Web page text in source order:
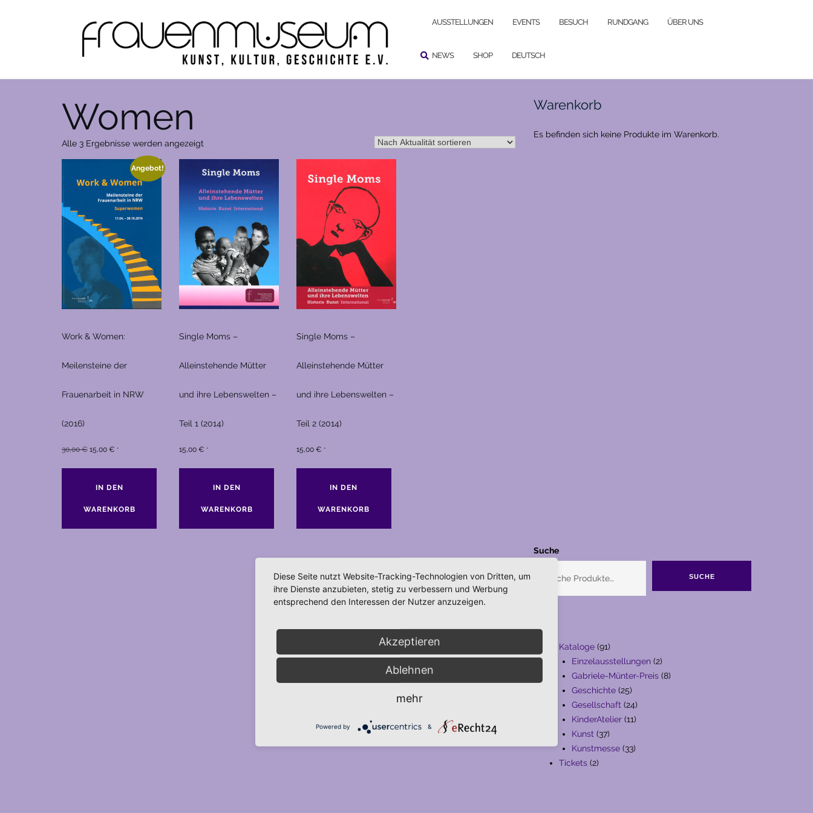
AUSSTELLUNGEN EVENTS BESUCH RUNDGANG ÜBER UNS
NEWS SHOP DEUTSCH
Women
Alle 3 Ergebnisse werden angezeigt
Aktualität
sortiert
Angebot!
Work & Women:
Meilensteine der
Frauenarbeit in NRW
(2016)
30,00€ Ursprünglicher
30,00 €
15,00 € Aktueller
15,00 €.
*
IN DEN
WARENKORB
Single Moms –
Alleinstehende Mütter
und ihre Lebenswelten –
Teil 1 (2014)
15,00 € *
IN DEN
WARENKORB
Single Moms –
Alleinstehende Mütter
und ihre Lebenswelten –
Teil 2 (2014)
15,00 € *
IN DEN
WARENKORB
Warenkorb
Es befinden sich keine Produkte im Warenkorb.
Suche
SUCHE
Kataloge 9191
Produkte
Einzelausstellungen 22
Produkte
Gabriele-Münter-Preis 88
Geschichte 2525
Produkte
Gesellschaft 2424
Produkte
KinderAtelier 1111
Kunst 3737
Produkte
Kunstmesse 3333
Tickets 22
Diese Seite nutzt Website-Tracking-Technologien von Dritten, um
ihre Dienste anzubieten, stetig zu verbessern und Werbung
entsprechend den Interessen der Nutzer anzuzeigen.
Akzeptieren
Ablehnen
mehr
Powered by &